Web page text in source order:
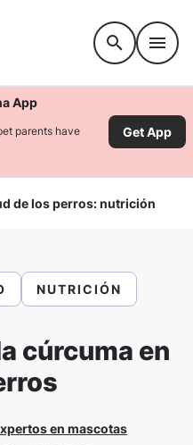
App
parents have
Get App
de los perros: nutrición
NUTRICIÓN
cúrcuma en
en mascotas